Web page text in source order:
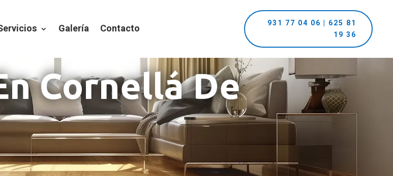
Galería Contacto
931 77 04 06 | 625 81
19 36
Cornellá De